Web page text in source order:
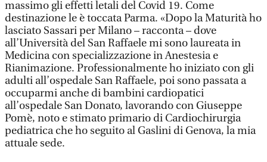
massimo gli effetti letali del Covid 19. Come
destinazione le è toccata Parma. «Dopo la Maturità ho
lasciato Sassari per Milano – racconta – dove
all’Università del San Raffaele mi sono laureata in
Medicina con specializzazione in Anestesia e
Rianimazione. Professionalmente ho iniziato con gli
adulti all’ospedale San Raffaele, poi sono passata a
occuparmi anche di bambini cardiopatici
all’ospedale San Donato, lavorando con Giuseppe
Pomè, noto e stimato primario di Cardiochirurgia
pediatrica che ho seguito al Gaslini di Genova, la mia
attuale sede.